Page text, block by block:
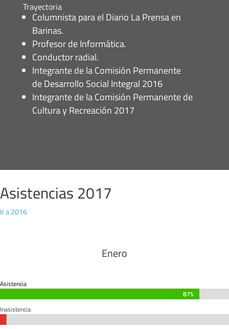
Trayectoria
Columnista para el Diario La Prensa en
Barinas.
Profesor de Informática.
Conductor radial.
Integrante de la Comisión Permanente
de Desarrollo Social Integral 2016
Integrante de la Comisión Permanente de
Cultura y Recreación 2017
Asistencias 2017
Ir a 2016
Enero
Asistencia
87%
87%
Inasistencia
3%
3%